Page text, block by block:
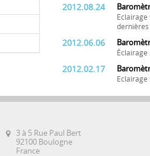
2012.08.24
dernières
2012.06.06
2012.02.17
3 à 5 Rue Paul Bert
92100 Boulogne
France